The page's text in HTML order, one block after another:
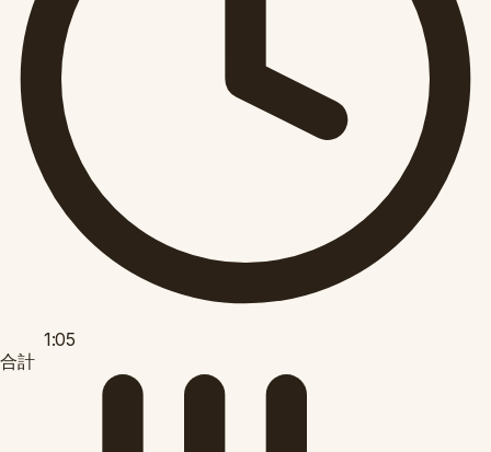
1:05
合計